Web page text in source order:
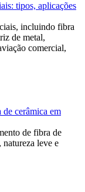
tipos, aplicações
incluindo fibra
de metal,
comercial,
cerâmica em
de fibra de
leve e